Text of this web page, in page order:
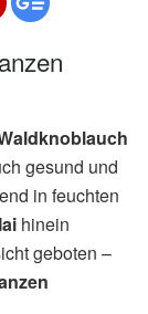
gesund und
in feuchten
hinein
geboten –